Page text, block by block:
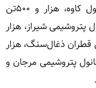
زاگرس، هزار و ۹۷۵تن متانول شرکت متانول کاوه، هزار و ۵۰۰تن
هزار و ۵۰۰تن متانول پتروشیمی شیراز، هزار
قطران ذغال‌سنگ، هزار
پتروشیمی شازند، ۸۰۰تن متانول پتروشیمی مرجان و